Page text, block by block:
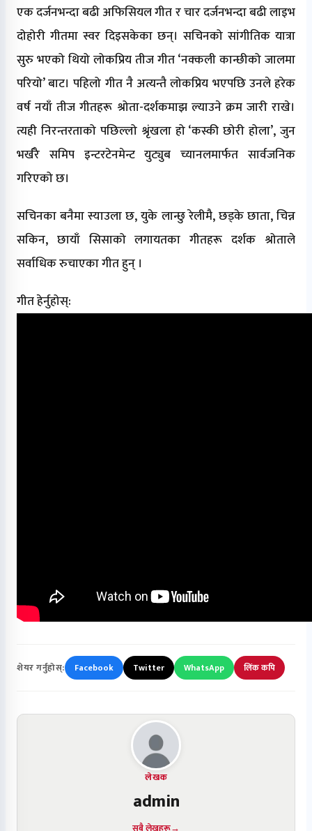
एक दर्जनभन्दा बढी अफिसियल गीत र चार दर्जनभन्दा बढी लाइभ
दोहोरी गीतमा स्वर दिइसकेका छन्। सचिनको सांगीतिक यात्रा
सुरु भएको थियो लोकप्रिय तीज गीत ‘नक्कली कान्छीको जालमा
परियो’ बाट। पहिलो गीत नै अत्यन्तै लोकप्रिय भएपछि उनले हरेक
वर्ष नयाँ तीज गीतहरू श्रोता-दर्शकमाझ ल्याउने क्रम जारी राखे।
त्यही निरन्तरताको पछिल्लो श्रृंखला हो ‘कस्की छोरी होला’, जुन
भर्खरै समिप इन्टरटेनमेन्ट युट्युब च्यानलमार्फत सार्वजनिक
गरिएको छ।
सचिनका बनैमा स्याउला छ, युके लान्छु रेलीमै, छड्के छाता, चिन्न
सकिन, छायाँ सिसाको लगायतका गीतहरू दर्शक श्रोताले
सर्वाधिक रुचाएका गीत हुन् ।
गीत हेर्नुहोस्:
शेयर गर्नुहोस्: Facebook Twitter WhatsApp लिंक कपि
लेखक
admin